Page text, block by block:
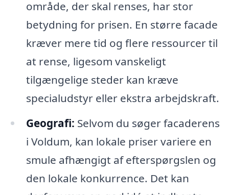
område, der skal renses, har stor
betydning for prisen. En større facade
kræver mere tid og flere ressourcer til
at rense, ligesom vanskeligt
tilgængelige steder kan kræve
specialudstyr eller ekstra arbejdskraft.
Geografi: Selvom du søger facaderens
i Voldum, kan lokale priser variere en
smule afhængigt af efterspørgslen og
den lokale konkurrence. Det kan